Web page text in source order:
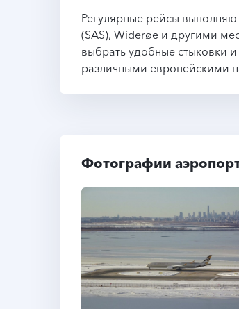
Регулярные рейсы
(SAS), Widerøe и другими
выбрать удобные стыковки
различными европейскими
Фотографии